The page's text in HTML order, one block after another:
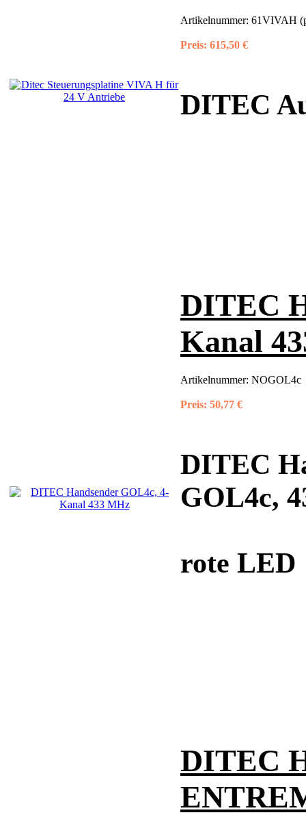
Artikelnummer: 61VIVAH
Preis: 615,50 €
DITEC
DITEC
Kanal
Artikelnummer: NOGOL4c
Preis: 50,77 €
DITEC
GOL4c,
rote LED
DITEC